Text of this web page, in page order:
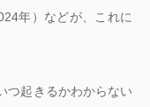
年）などが、これに
つ起きるかわからない